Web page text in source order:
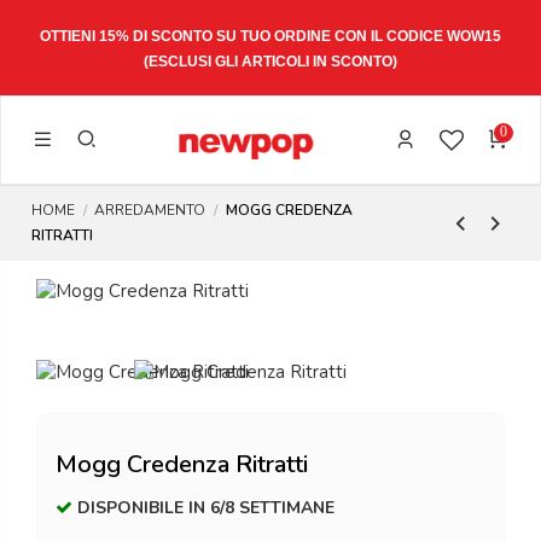
OTTIENI 15% DI SCONTO SU TUO ORDINE CON IL CODICE WOW15
(ESCLUSI GLI ARTICOLI IN SCONTO)
0
HOME ARREDAMENTO
MOGG CREDENZA
RITRATTI
Mogg Credenza Ritratti
DISPONIBILE IN 6/8 SETTIMANE